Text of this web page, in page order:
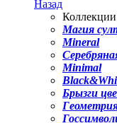
Назад
Магия
Mineral
Minimal
Брызги